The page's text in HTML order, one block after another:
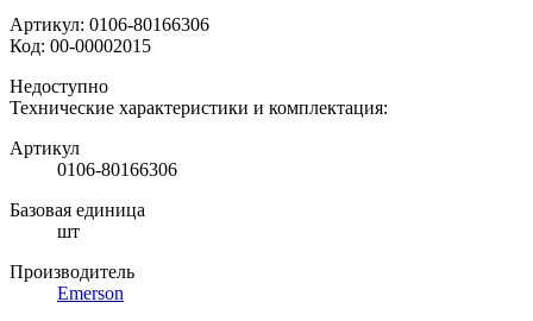
Артикул: 0106-80166306
Код: 00-00002015
Недоступно
Технические характеристики и комплектация:
Артикул
0106-80166306
Базовая единица
шт
Производитель
Emerson